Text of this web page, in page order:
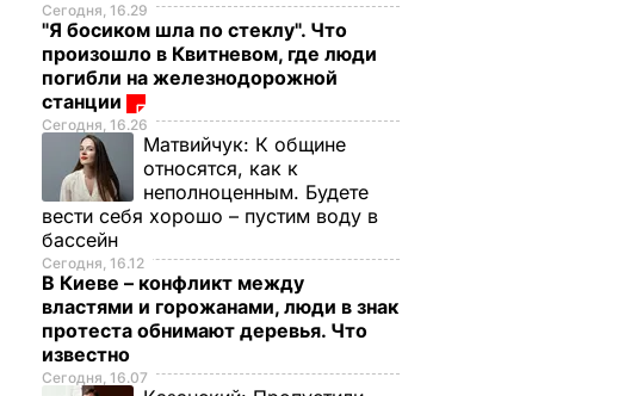
Сегодня, 16.29
"Я босиком шла по стеклу". Что
произошло в Квитневом, где люди
погибли на железнодорожной
станции
Сегодня, 16.26
Матвийчук: К общине
относятся, как к
неполноценным. Будете
вести себя хорошо – пустим воду в
бассейн
Сегодня, 16.12
В Киеве – конфликт между
властями и горожанами, люди в знак
протеста обнимают деревья. Что
известно
Сегодня, 16.07